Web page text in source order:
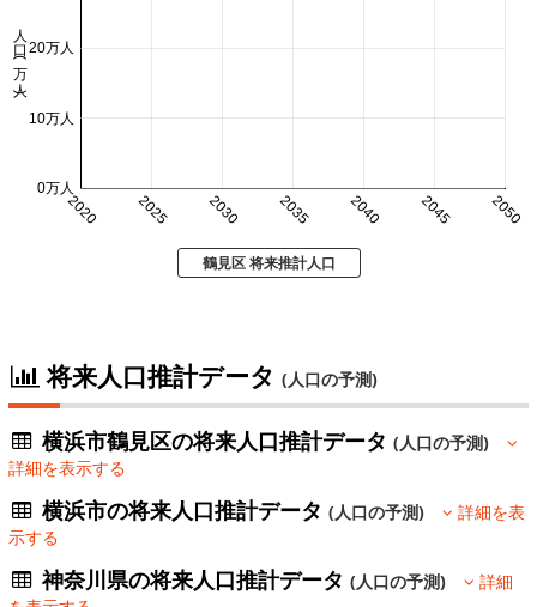
2020 2025 2030 2035 2040 2045 2050
0万人
10万人
20万人
人口 (万人)
鶴見区 将来推計人口
将来人口推計データ (人口の予測)
横浜市鶴見区の将来人口推計データ(人口の予測)
詳細を表示する
横浜市の将来人口推計データ(人口の予測)
詳細を表
示する
神奈川県の将来人口推計データ(人口の予測)
詳細